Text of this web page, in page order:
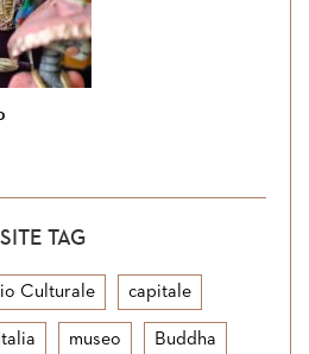
SITE TAG
Culturale capitale
museo Buddha